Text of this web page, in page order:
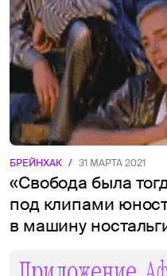
БРЕЙНХАК / 31 МАРТА 2021
«Свобода была
под клипами
в машину